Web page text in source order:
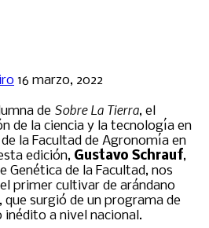
16 marzo, 2022
de Sobre La Tierra, el
de la ciencia y la tecnología en
la Facultad de Agronomía en
edición, Gustavo Schrauf,
Genética de la Facultad, nos
primer cultivar de arándano
que surgió de un programa de
a nivel nacional.